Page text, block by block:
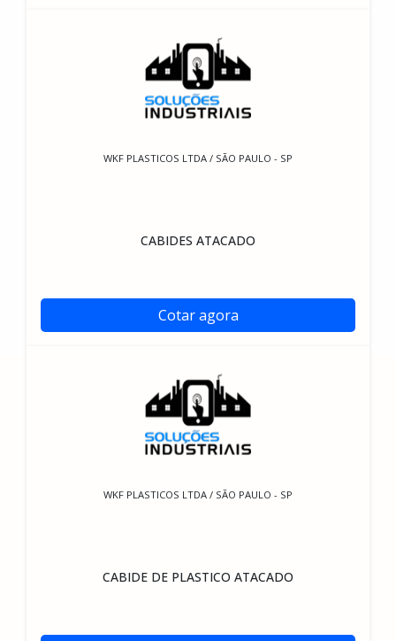
WKF PLASTICOS LTDA / SÃO PAULO - SP
CABIDES ATACADO
Cotar agora
WKF PLASTICOS LTDA / SÃO PAULO - SP
CABIDE DE PLASTICO ATACADO